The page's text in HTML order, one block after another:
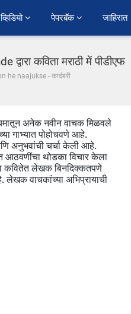
व्हिडियो पेपरबॅक जाहिरात
कविता मराठी में पीडीएफ
he naajukse - कादंबरी
अनेक नवीन वाचक मिळवले
गाभ्यात पोहोचवणे आहे.
अनुभवांची चर्चा केली आहे.
आठवणींचा थोडका विचार केला
कवितेत लेखक बिनदिक्कतपणे
लेखक वाचकांच्या अभिप्रायाची